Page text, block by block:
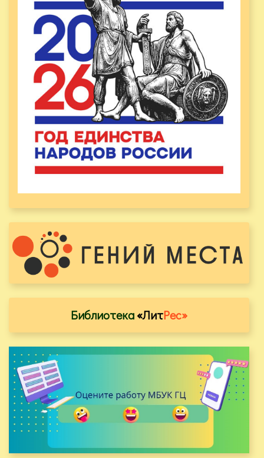
Библиотека«ЛитРес»